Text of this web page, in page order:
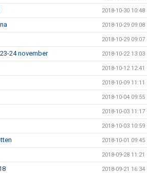
2018-10-30 10:48
2018-10-29 09:08
2018-10-29 09:07
24 november 2018-10-22 13:03
2018-10-12 12:41
2018-10-09 11:11
2018-10-04 09:55
2018-10-03 11:17
2018-10-03 10:59
2018-10-01 09:45
2018-09-28 11:21
2018-09-21 16:34